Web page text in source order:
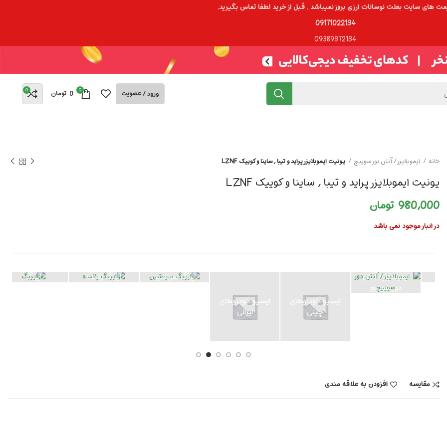
ورود / عضویت 0
0 تومان 0
خانه ایموبلایزر/ آنتن دور سوییچ یونیت ایموبلایزر پراید و تیبا , ساینا و کوییک LZNF
یونیت ایموبلایزر پراید و تیبا , ساینا و کوییک LZNF
980,000 تومان
در انبار موجود نمی باشد
ایموبلایزر/ آنتن
دور سوییچ
ایسیو خودروهای
چینی
ایسیو خودروهای
ایرانی
ایربگ سرنشین ایربگ راننده ایربگ
مقایسه افزودن به علاقه مندی
های سایت بعلت نوسانات ارزی بروز نمیباشد . قبل از خرید لطفا تماس بگیرید.
09171022134
09389372134